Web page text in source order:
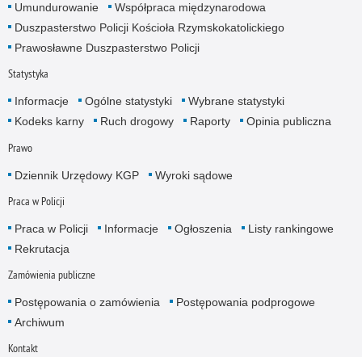
Umundurowanie
Współpraca międzynarodowa
Duszpasterstwo Policji Kościoła Rzymskokatolickiego
Prawosławne Duszpasterstwo Policji
Statystyka
Informacje Ogólne statystyki
Wybrane statystyki
Kodeks karny
Ruch drogowy Raporty Opinia publiczna
Prawo
Dziennik Urzędowy KGP Wyroki sądowe
Praca w Policji
Praca w Policji Informacje Ogłoszenia
Listy rankingowe
Rekrutacja
Zamówienia publiczne
Postępowania o zamówienia
Postępowania podprogowe
Archiwum
Kontakt